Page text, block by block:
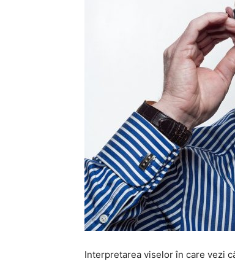
Interpretarea viselor în care vezi